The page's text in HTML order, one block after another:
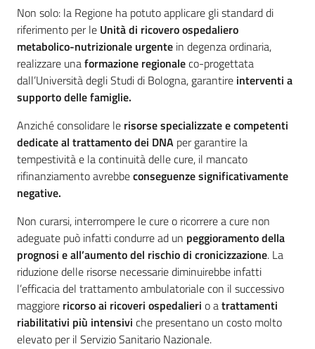
Non solo: la Regione ha potuto applicare gli standard di
riferimento per le Unità di ricovero ospedaliero
metabolico-nutrizionale urgente in degenza ordinaria,
realizzare unaformazione regionaleco-progettata
dall’Università degli Studi di Bologna, garantire interventi a
supporto delle famiglie.
Anziché consolidare le risorse specializzate e competenti
dedicate al trattamento dei DNA per garantire la
tempestività e la continuità delle cure, il mancato
rifinanziamento avrebbeconseguenze significativamente
negative.
Non curarsi, interrompere le cure o ricorrere a cure non
adeguate può infatti condurre ad un peggioramento della
prognosi e all’aumento del rischio di cronicizzazione. La
riduzione delle risorse necessarie diminuirebbe infatti
l’efficacia del trattamento ambulatoriale con il successivo
maggiore ricorso ai ricoveri ospedalieri o atrattamenti
riabilitativi più intensivi che presentano un costo molto
elevato per il Servizio Sanitario Nazionale.